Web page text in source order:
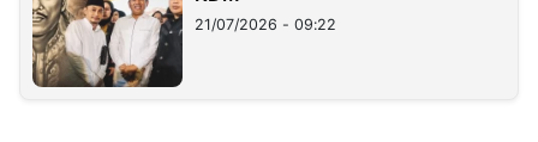
21/07/2026 - 09:22